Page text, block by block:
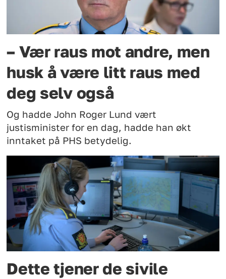
– Vær raus mot andre, men
husk å være litt raus med
deg selv også
Og hadde John Roger Lund vært
justisminister for en dag, hadde han økt
inntaket på PHS betydelig.
Dette tjener de sivile